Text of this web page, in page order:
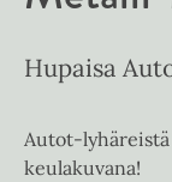
Hupaisa
Autot-
keulakuvana!